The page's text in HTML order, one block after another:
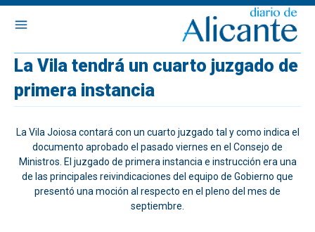
La Vila tendrá un cuarto juzgado de
primera instancia
La Vila Joiosa contará con un cuarto juzgado tal y como indica el
documento aprobado el pasado viernes en el Consejo de
Ministros. El juzgado de primera instancia e instrucción era una
de las principales reivindicaciones del equipo de Gobierno que
presentó una moción al respecto en el pleno del mes de
septiembre.